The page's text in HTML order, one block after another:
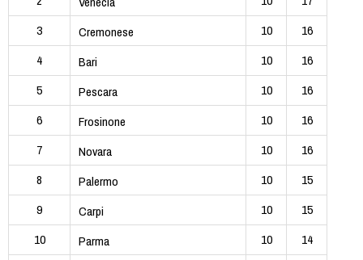
3
Cremonese 10
16
4
Bari 10
16
5
Pescara 10
16
6
Frosinone 10
16
7
Novara 10
16
8
Palermo 10
15
9
Carpi 10
15
10
Parma 10
14